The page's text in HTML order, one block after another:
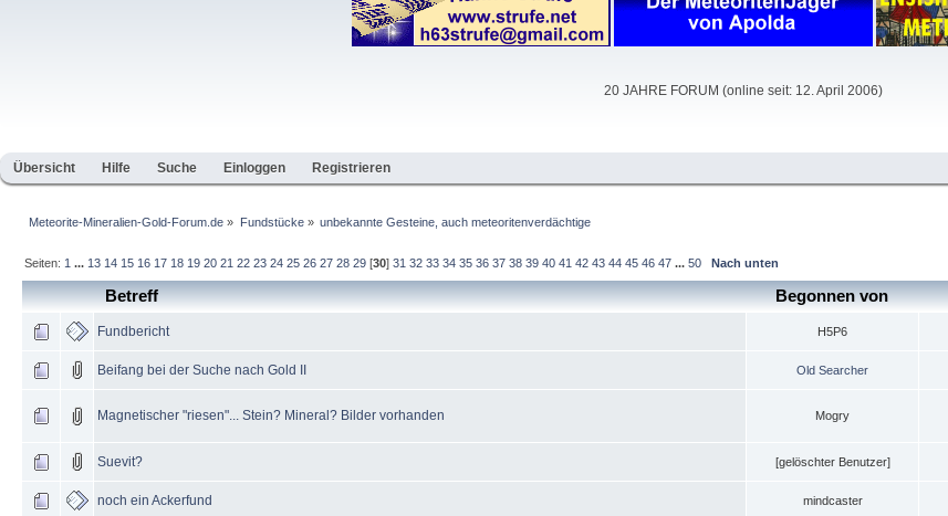
20 JAHRE FORUM (online seit: 12. April 2006)
Übersicht Hilfe Suche Einloggen Registrieren
Meteorite-Mineralien-Gold-Forum.de » Fundstücke» unbekannte Gesteine, auch meteoritenverdächtige
Seiten: 1 ... 13 14 15 16 17 18 19 20 21 22 23 24 25 26 27 28 29 [30]31 32 33 34 35 36 37 38 39 40 41 42 43 44 45 46 47 ...50 Nach unten
Betreff Begonnen von
Fundbericht H5P6
Beifang bei der Suche nach Gold II Old Searcher
Magnetischer "riesen"... Stein? Mineral? Bilder vorhanden Mogry
Suevit? [gelöschter Benutzer]
noch ein Ackerfund mindcaster